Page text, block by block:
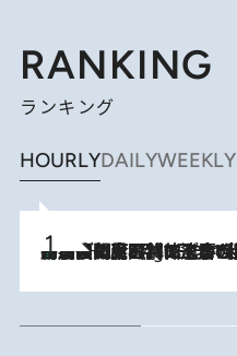
RANKING
ランキング
HOURLYDAILYWEEKLY
11 Hours Ago
「最後に見られてよかった」上野動物園の東園パンダ舎が解体前に特別公開。8月16日まで延長されたパネル展と共に辿る“半世紀”のパンダ飼育《解体工事の図面あり》